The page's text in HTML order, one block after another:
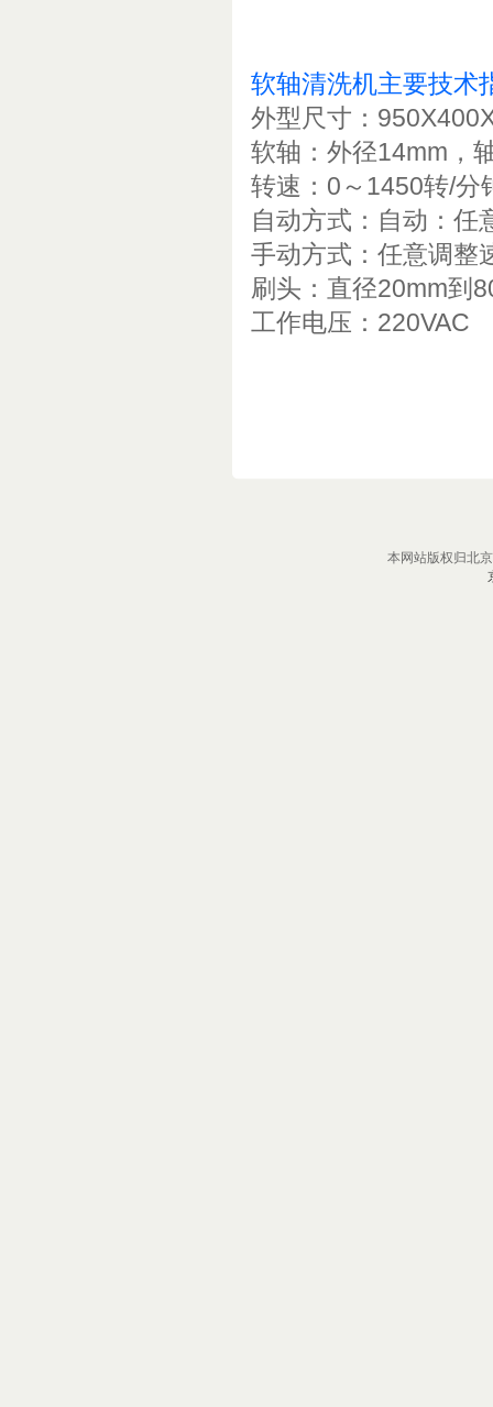
软轴清洗机主要技术
外型尺寸：
软轴：外径14mm，
转速：0～1450转/分
自动方式：自动：任
手动方式：任意调整
刷头：直径20mm到
工作电压：220VAC
本网站版权归北